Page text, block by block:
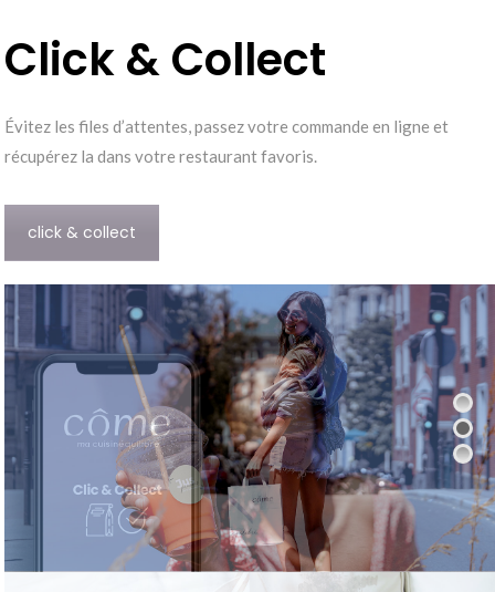
Click & Collect
Évitez les files d’attentes, passez votre commande en ligne et
récupérez la dans votre restaurant favoris.
click & collect